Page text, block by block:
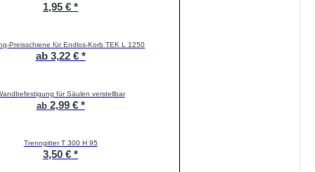
1,95 € *
Preisschiene für Endlos-Korb TEK L 1250
ab 3,22 € *
für Säulen verstellbar
ab 2,99 € *
Trenngitter T 300 H 95
3,50 € *